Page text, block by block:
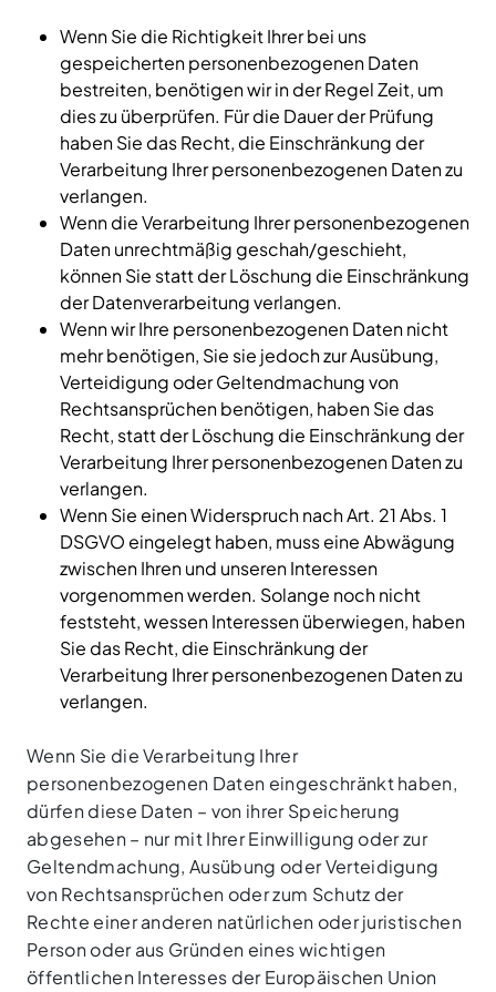
Wenn Sie die Richtigkeit Ihrer bei uns
gespeicherten personenbezogenen Daten
bestreiten, benötigen wir in der Regel Zeit, um
dies zu überprüfen. Für die Dauer der Prüfung
haben Sie das Recht, die Einschränkung der
Verarbeitung Ihrer personenbezogenen Daten zu
verlangen.
Wenn die Verarbeitung Ihrer personenbezogenen
Daten unrechtmäßig geschah/geschieht,
können Sie statt der Löschung die Einschränkung
der Datenverarbeitung verlangen.
Wenn wir Ihre personenbezogenen Daten nicht
mehr benötigen, Sie sie jedoch zur Ausübung,
Verteidigung oder Geltendmachung von
Rechtsansprüchen benötigen, haben Sie das
Recht, statt der Löschung die Einschränkung der
Verarbeitung Ihrer personenbezogenen Daten zu
verlangen.
Wenn Sie einen Widerspruch nach Art. 21 Abs. 1
DSGVO eingelegt haben, muss eine Abwägung
zwischen Ihren und unseren Interessen
vorgenommen werden. Solange noch nicht
feststeht, wessen Interessen überwiegen, haben
Sie das Recht, die Einschränkung der
Verarbeitung Ihrer personenbezogenen Daten zu
verlangen.
Wenn Sie die Verarbeitung Ihrer
personenbezogenen Daten eingeschränkt haben,
dürfen diese Daten – von ihrer Speicherung
abgesehen – nur mit Ihrer Einwilligung oder zur
Geltendmachung, Ausübung oder Verteidigung
von Rechtsansprüchen oder zum Schutz der
Rechte einer anderen natürlichen oder juristischen
Person oder aus Gründen eines wichtigen
öffentlichen Interesses der Europäischen Union